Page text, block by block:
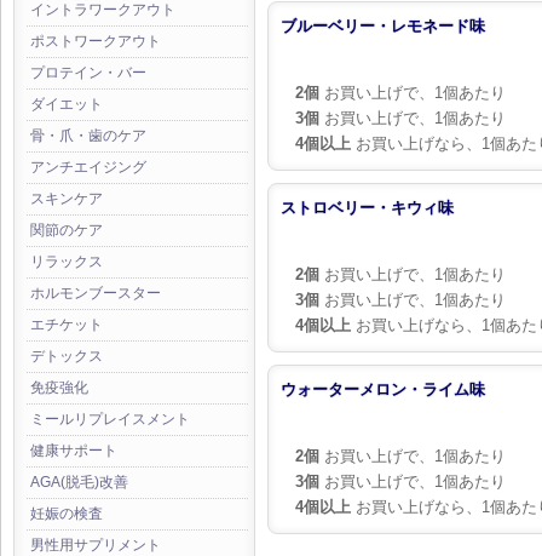
イントラワークアウト
ポストワークアウト
プロテイン・バー
ダイエット
骨・爪・歯のケア
アンチエイジング
スキンケア
関節のケア
リラックス
ホルモンブースター
エチケット
デトックス
免疫強化
ミールリプレイスメント
健康サポート
AGA(脱毛)改善
妊娠の検査
男性用サプリメント
ブルーベリー・レモネード味
2個 お買い上げで、1個あたり
3個 お買い上げで、1個あたり
4個以上 お買い上げなら、1個あた
ストロベリー・キウィ味
2個 お買い上げで、1個あたり
3個 お買い上げで、1個あたり
4個以上 お買い上げなら、1個あた
ウォーターメロン・ライム味
2個 お買い上げで、1個あたり
3個 お買い上げで、1個あたり
4個以上 お買い上げなら、1個あた